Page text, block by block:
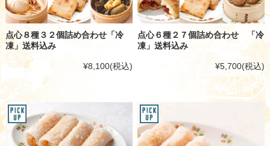
点心８種３２個詰め合わせ「冷
凍」送料込み
¥8,100(税込)
点心６種２７個詰め合わせ 「冷
凍」送料込み
¥5,700(税込)